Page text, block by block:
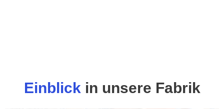
Einblick in unsere Fabrik